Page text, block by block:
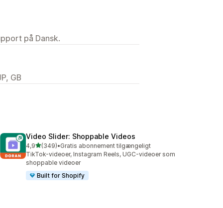
på Dansk.
GB
Video Slider: Shoppable Videos
4,9ud af 5 stjerner
(349)
349 anmeldelser i alt
•Gratis abonnement tilgængeligt
TikTok-videoer, Instagram Reels, UGC-videoer som
shoppable videoer
Built for Shopify